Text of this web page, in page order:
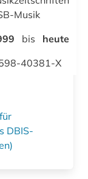
Musik
bis
heute
40381-X
DBIS-